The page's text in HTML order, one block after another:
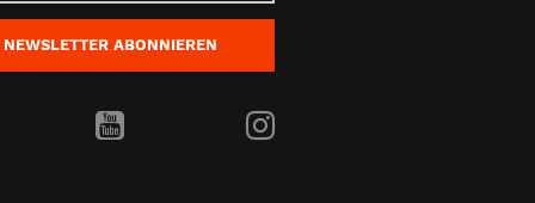
NEWSLETTER ABONNIEREN